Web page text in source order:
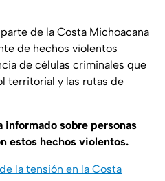
de la Costa Michoacana
de hechos violentos
de células criminales que
territorial y las rutas de
informado sobre personas
estos hechos violentos.
la tensión en la Costa